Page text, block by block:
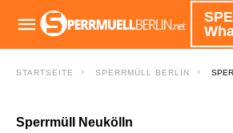
STARTSEITE SPERRMÜLL BERLIN
Sperrmüll Neukölln